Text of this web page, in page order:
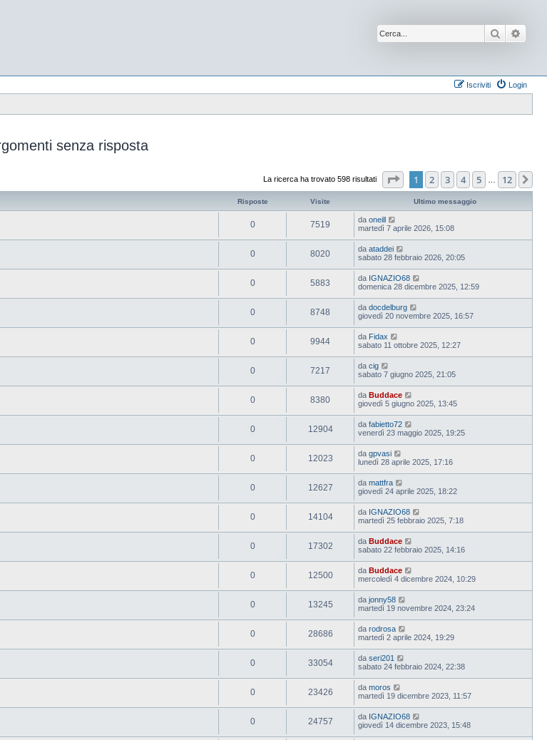
Cerca
Login
Iscriviti
senza risposta
La ricerca ha trovato 598 risultati Pagina1 di
1 2 3 4 5 12
Risposte Visite Ultimo messaggio
0 7519 da oneill
martedì 7 aprile 2026, 15:08
0 8020 da ataddei
sabato 28 febbraio 2026, 20:05
0 5883 da IGNAZIO68
domenica 28 dicembre 2025, 12:59
0 8748 da docdelburg
giovedì 20 novembre 2025, 16:57
0 9944 da Fidax
sabato 11 ottobre 2025, 12:27
0 7217 da cig
sabato 7 giugno 2025, 21:05
0 8380 da Buddace
giovedì 5 giugno 2025, 13:45
0 12904 da fabietto72
venerdì 23 maggio 2025, 19:25
0 12023 da gpvasi
lunedì 28 aprile 2025, 17:16
0 12627 da mattfra
giovedì 24 aprile 2025, 18:22
0 14104 da IGNAZIO68
martedì 25 febbraio 2025, 7:18
0 17302 da Buddace
sabato 22 febbraio 2025, 14:16
0 12500 da Buddace
mercoledì 4 dicembre 2024, 10:29
0 13245 da jonny58
martedì 19 novembre 2024, 23:24
0 28686 da rodrosa
martedì 2 aprile 2024, 19:29
0 33054 da seri201
sabato 24 febbraio 2024, 22:38
0 23426 da moros
martedì 19 dicembre 2023, 11:57
0 24757 da IGNAZIO68
giovedì 14 dicembre 2023, 15:48